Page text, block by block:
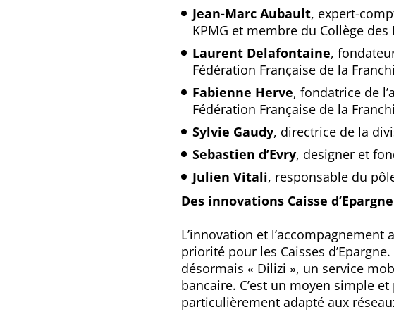
Jean-Marc Aubault, expert-
KPMG et membre du Collège
Laurent Delafontaine,
Fédération Française de la
Fabienne Herve, fondatrice de
Fédération Française de la
Sylvie Gaudy, directrice de la
Sebastien d’Evry, designer et
Julien Vitali, responsable du
Des innovations Caisse
L’innovation et
priorité pour les Caisses
désormais « Dilizi », un service
bancaire. C’est un moyen simple
particulièrement adapté aux